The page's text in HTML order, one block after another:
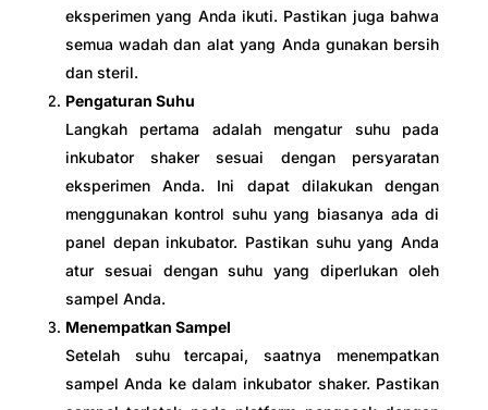
eksperimen yang Anda ikuti. Pastikan juga bahwa
semua wadah dan alat yang Anda gunakan bersih
dan steril.
Pengaturan Suhu
Langkah pertama adalah mengatur suhu pada
inkubator shaker sesuai dengan persyaratan
eksperimen Anda. Ini dapat dilakukan dengan
menggunakan kontrol suhu yang biasanya ada di
panel depan inkubator. Pastikan suhu yang Anda
atur sesuai dengan suhu yang diperlukan oleh
sampel Anda.
Menempatkan Sampel
Setelah suhu tercapai, saatnya menempatkan
sampel Anda ke dalam inkubator shaker. Pastikan